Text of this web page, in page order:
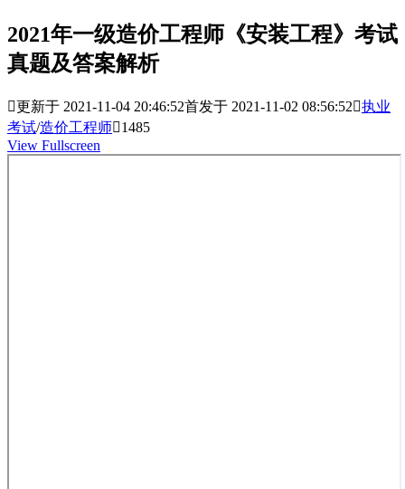
2021年一级造价工程师《安装工程》考试
真题及答案解析
更新于 2021-11-04 20:46:52首发于 2021-11-02 08:56:52执业
考试/造价工程师1485
View Fullscreen